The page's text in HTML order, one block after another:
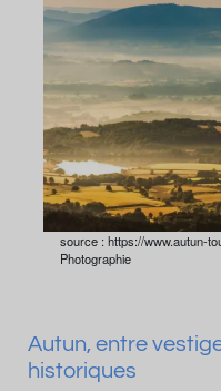
source : https://www.autun-
Photographie
Autun, entre
historiques